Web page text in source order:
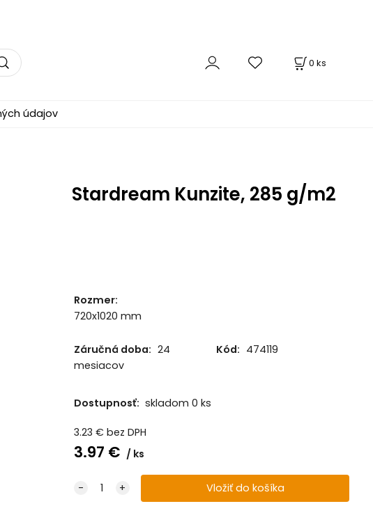
0 ks
údajov
Stardream Kunzite, 285 g/m2
Rozmer:
720x1020 mm
Záručná doba: 24
mesiacov
Kód: 474119
Dostupnosť: skladom 0 ks
3.23 € bez DPH
3.97 € ks